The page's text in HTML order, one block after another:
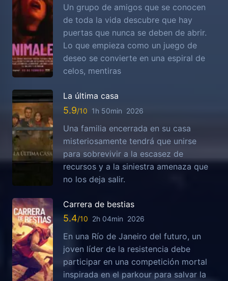
Un grupo de amigos que se conocen
de toda la vida descubre que hay
puertas que nunca se deben de abrir.
Lo que empieza como un juego de
deseo se convierte en una espiral de
celos, mentiras
La última casa
5.9 1h 50min 2026
Una familia encerrada en su casa
misteriosamente tendrá que unirse
para sobrevivir a la escasez de
recursos y a la siniestra amenaza que
no los deja salir.
Carrera de bestias
5.4 2h 04min 2026
En una Río de Janeiro del futuro, un
joven líder de la resistencia debe
participar en una competición mortal
inspirada en el parkour para salvar la